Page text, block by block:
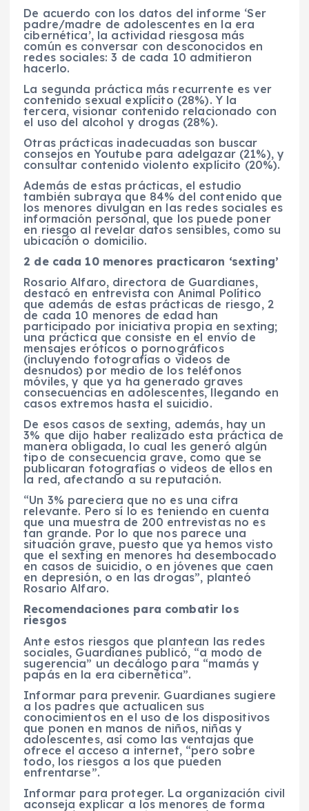
De acuerdo con los datos del informe ‘Ser
padre/madre de adolescentes en la era
cibernética’, la actividad riesgosa más
común es conversar con desconocidos en
redes sociales: 3 de cada 10 admitieron
hacerlo.
La segunda práctica más recurrente es ver
contenido sexual explícito (28%). Y la
tercera, visionar contenido relacionado con
el uso del alcohol y drogas (28%).
Otras prácticas inadecuadas son buscar
consejos en Youtube para adelgazar (21%), y
consultar contenido violento explícito (20%).
Además de estas prácticas, el estudio
también subraya que 84% del contenido que
los menores divulgan en las redes sociales es
información personal, que los puede poner
en riesgo al revelar datos sensibles, como su
ubicación o domicilio.
2 de cada 10 menores practicaron ‘sexting’
Rosario Alfaro, directora de Guardianes,
destacó en entrevista con Animal Político
que además de estas prácticas de riesgo, 2
de cada 10 menores de edad han
participado por iniciativa propia en sexting;
una práctica que consiste en el envío de
mensajes eróticos o pornográficos
(incluyendo fotografías o videos de
desnudos) por medio de los teléfonos
móviles, y que ya ha generado graves
consecuencias en adolescentes, llegando en
casos extremos hasta el suicidio.
De esos casos de sexting, además, hay un
3% que dijo haber realizado esta práctica de
manera obligada, lo cual les generó algún
tipo de consecuencia grave, como que se
publicaran fotografías o videos de ellos en
la red, afectando a su reputación.
“Un 3% pareciera que no es una cifra
relevante. Pero sí lo es teniendo en cuenta
que una muestra de 200 entrevistas no es
tan grande. Por lo que nos parece una
situación grave, puesto que ya hemos visto
que el sexting en menores ha desembocado
en casos de suicidio, o en jóvenes que caen
en depresión, o en las drogas”, planteó
Rosario Alfaro.
Recomendaciones para combatir los
riesgos
Ante estos riesgos que plantean las redes
sociales, Guardianes publicó, “a modo de
sugerencia” un decálogo para “mamás y
papás en la era cibernética”.
Informar para prevenir. Guardianes sugiere
a los padres que actualicen sus
conocimientos en el uso de los dispositivos
que ponen en manos de niños, niñas y
adolescentes, así como las ventajas que
ofrece el acceso a internet, “pero sobre
todo, los riesgos a los que pueden
enfrentarse”.
Informar para proteger. La organización civil
aconseja explicar a los menores de forma